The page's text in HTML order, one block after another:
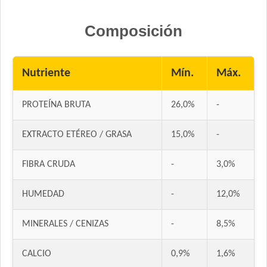
Estampa Criadores Perro Adulto de Raza Mediana y Grande
Eukanuba Adult Medium Lamb (Cordero)
Eukanuba Premium Performance Adult
Evolution Super Premium Perro de Razas Medianas y Grandes
Exact Perro Adulto
Excellent Mantenimiento Perro Adulto
Composición
Nutriente Mín. Máx.
PROTEÍNA BRUTA 26,0% -
EXTRACTO ETÉREO / GRASA 15,0% -
FIBRA CRUDA - 3,0%
HUMEDAD - 12,0%
MINERALES / CENIZAS - 8,5%
CALCIO 0,9% 1,6%